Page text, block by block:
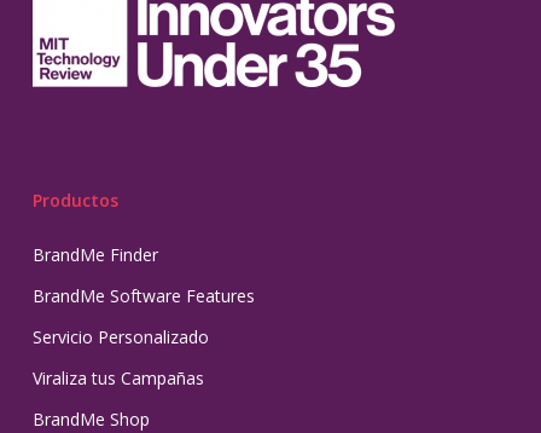
Productos
BrandMe Finder
BrandMe Software Features
Servicio Personalizado
Viraliza tus Campañas
BrandMe Shop